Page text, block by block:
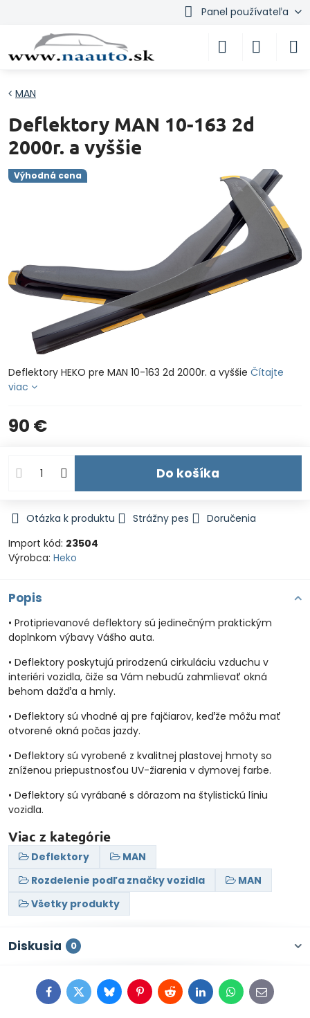
Panel používateľa
Výhodná cena
MAN
Deflektory MAN 10-163 2d
2000r. a vyššie
Deflektory HEKO pre MAN 10-163 2d 2000r. a vyššie Čítajte
viac
90 €
Do košíka
Otázka k produktu Strážny pes
Doručenia
Import kód: 23504
Výrobca: Heko
Popis
• Protiprievanové deflektory sú jedinečným praktickým
doplnkom výbavy Vášho auta.
• Deflektory poskytujú prirodzenú cirkuláciu vzduchu v
interiéri vozidla, čiže sa Vám nebudú zahmlievať okná
behom dažďa a hmly.
• Deflektory sú vhodné aj pre fajčiarov, keďže môžu mať
otvorené okná počas jazdy.
• Deflektory sú vyrobené z kvalitnej plastovej hmoty so
zníženou priepustnosťou UV-žiarenia v dymovej farbe.
• Deflektory sú vyrábané s dôrazom na štylistickú líniu
vozidla.
Viac z kategórie
Deflektory
MAN
Rozdelenie podľa značky vozidla
MAN
Všetky produkty
Diskusia 0
FacebookTwitterBlueskyPinterestRedditLinkedInWhatsApp
E-
mail